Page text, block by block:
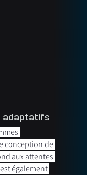
adaptatifs
conception de
aux attentes
également